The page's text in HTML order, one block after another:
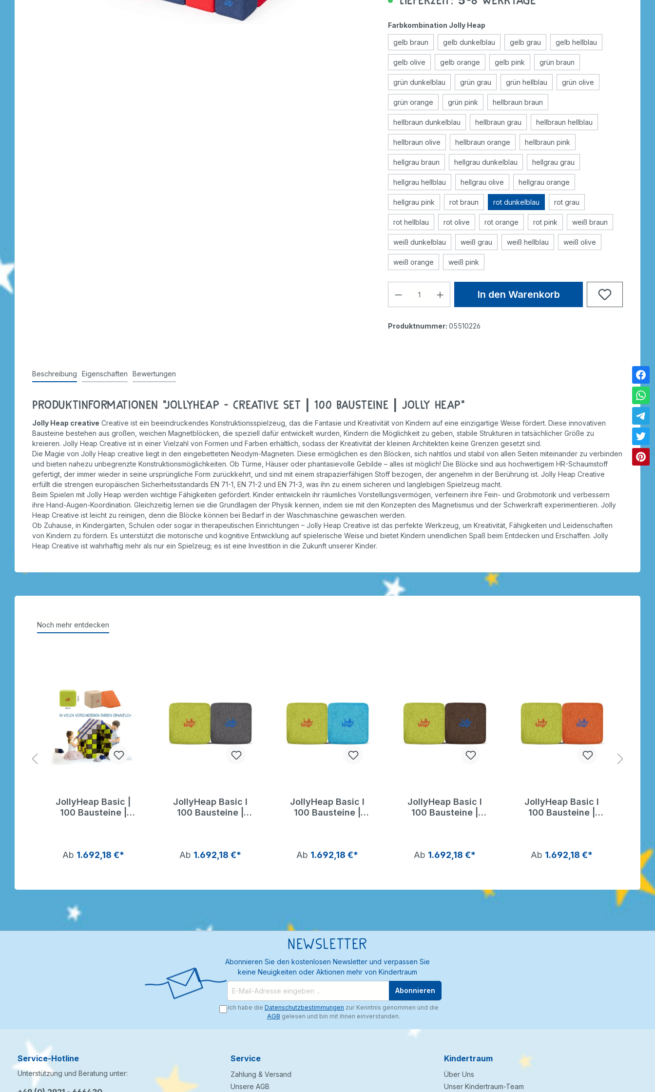
Geschicklichkeitsspiele
Holzspielzeug
Stempel
Farbkombination Jolly Heap
gelb braun gelb dunkelblau gelb grau gelb hellblau
gelb olive gelb orange gelb pink grün braun
grün dunkelblau grün grau grün hellblau grün olive
grün orange grün pink hellbraun braun
hellbraun dunkelblau hellbraun grau hellbraun hellblau
hellbraun olive hellbraun orange hellbraun pink
hellgrau braun hellgrau dunkelblau hellgrau grau
hellgrau hellblau hellgrau olive hellgrau orange
hellgrau pink rot braun rot dunkelblau rot grau
rot hellblau rot olive rot orange rot pink weiß braun
weiß dunkelblau weiß grau weiß hellblau weiß olive
weiß orange weiß pink
In den Warenkorb
Produktnummer:05510226
Beschreibung Eigenschaften Bewertungen
Produktinformationen "JollyHeap - creative Set | 100 Bausteine | Jolly Heap"
Jolly Heap creative Creative ist ein beeindruckendes Konstruktionsspielzeug, das die Fantasie und Kreativität von Kindern auf eine einzigartige Weise fördert. Diese innovativen
Bausteine bestehen aus großen, weichen Magnetblöcken, die speziell dafür entwickelt wurden, Kindern die Möglichkeit zu geben, stabile Strukturen in tatsächlicher Größe zu
kreieren. Jolly Heap Creative ist in einer Vielzahl von Formen und Farben erhältlich, sodass der Kreativität der kleinen Architekten keine Grenzen gesetzt sind.
Die Magie von Jolly Heap creative liegt in den eingebetteten Neodym-Magneten. Diese ermöglichen es den Blöcken, sich nahtlos und stabil von allen Seiten miteinander zu verbinden
und bieten nahezu unbegrenzte Konstruktionsmöglichkeiten. Ob Türme, Häuser oder phantasievolle Gebilde – alles ist möglich! Die Blöcke sind aus hochwertigem HR-Schaumstoff
gefertigt, der immer wieder in seine ursprüngliche Form zurückkehrt, und sind mit einem strapazierfähigen Stoff bezogen, der angenehm in der Berührung ist. Jolly Heap Creative
erfüllt die strengen europäischen Sicherheitsstandards EN 71-1, EN 71-2 und EN 71-3, was ihn zu einem sicheren und langlebigen Spielzeug macht.
Beim Spielen mit Jolly Heap werden wichtige Fähigkeiten gefördert. Kinder entwickeln ihr räumliches Vorstellungsvermögen, verfeinern ihre Fein- und Grobmotorik und verbessern
ihre Hand-Augen-Koordination. Gleichzeitig lernen sie die Grundlagen der Physik kennen, indem sie mit den Konzepten des Magnetismus und der Schwerkraft experimentieren. Jolly
Heap Creative ist leicht zu reinigen, denn die Blöcke können bei Bedarf in der Waschmaschine gewaschen werden.
Ob Zuhause, in Kindergärten, Schulen oder sogar in therapeutischen Einrichtungen – Jolly Heap Creative ist das perfekte Werkzeug, um Kreativität, Fähigkeiten und Leidenschaften
von Kindern zu fördern. Es unterstützt die motorische und kognitive Entwicklung auf spielerische Weise und bietet Kindern unendlichen Spaß beim Entdecken und Erschaffen. Jolly
Heap Creative ist wahrhaftig mehr als nur ein Spielzeug; es ist eine Investition in die Zukunft unserer Kinder.
Noch mehr entdecken
JollyHeap Basic |
100 Bausteine |
Ab 1.692,18 €*
JollyHeap Basic I
100 Bausteine |
Ab 1.692,18 €*
JollyHeap Basic I
100 Bausteine |
Ab 1.692,18 €*
JollyHeap Basic I
100 Bausteine |
Ab 1.692,18 €*
JollyHeap Basic I
100 Bausteine |
Ab 1.692,18 €*
Newsletter
Abonnieren Sie den kostenlosen Newsletter und verpassen Sie
keine Neuigkeiten oder Aktionen mehr von Kindertraum
Abonnieren
Ich habe die Datenschutzbestimmungen zur Kenntnis genommen und die
AGB gelesen und bin mit ihnen einverstanden.
Service-Hotline
Unterstützung und Beratung unter:
Service
Zahlung & Versand
Unsere AGB
Kindertraum
Über Uns
Unser Kindertraum-Team